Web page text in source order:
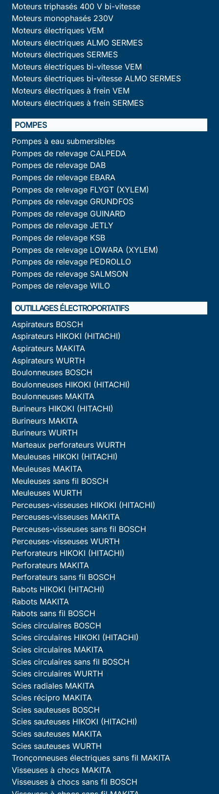
Moteurs triphasés 400 V bi-vitesse
Moteurs monophasés 230V
Moteurs électriques VEM
Moteurs électriques ALMO SERMES
Moteurs électriques SERMES
Moteurs électriques bi-vitesse VEM
Moteurs électriques bi-vitesse ALMO SERMES
Moteurs électriques à frein VEM
Moteurs électriques à frein SERMES
POMPES
Pompes à eau submersibles
Pompes de relevage CALPEDA
Pompes de relevage DAB
Pompes de relevage EBARA
Pompes de relevage FLYGT (XYLEM)
Pompes de relevage GRUNDFOS
Pompes de relevage GUINARD
Pompes de relevage JETLY
Pompes de relevage KSB
Pompes de relevage LOWARA (XYLEM)
Pompes de relevage PEDROLLO
Pompes de relevage SALMSON
Pompes de relevage WILO
OUTILLAGES ÉLECTROPORTATIFS
Aspirateurs BOSCH
Aspirateurs HIKOKI (HITACHI)
Aspirateurs MAKITA
Aspirateurs WURTH
Boulonneuses BOSCH
Boulonneuses HIKOKI (HITACHI)
Boulonneuses MAKITA
Burineurs HIKOKI (HITACHI)
Burineurs MAKITA
Burineurs WURTH
Marteaux perforateurs WURTH
Meuleuses HIKOKI (HITACHI)
Meuleuses MAKITA
Meuleuses sans fil BOSCH
Meuleuses WURTH
Perceuses-visseuses HIKOKI (HITACHI)
Perceuses-visseuses MAKITA
Perceuses-visseuses sans fil BOSCH
Perceuses-visseuses WURTH
Perforateurs HIKOKI (HITACHI)
Perforateurs MAKITA
Perforateurs sans fil BOSCH
Rabots HIKOKI (HITACHI)
Rabots MAKITA
Rabots sans fil BOSCH
Scies circulaires BOSCH
Scies circulaires HIKOKI (HITACHI)
Scies circulaires MAKITA
Scies circulaires sans fil BOSCH
Scies circulaires WURTH
Scies radiales MAKITA
Scies récipro MAKITA
Scies sauteuses BOSCH
Scies sauteuses HIKOKI (HITACHI)
Scies sauteuses MAKITA
Scies sauteuses WURTH
Tronçonneuses électriques sans fil MAKITA
Visseuses à chocs MAKITA
Visseuses à chocs sans fil BOSCH